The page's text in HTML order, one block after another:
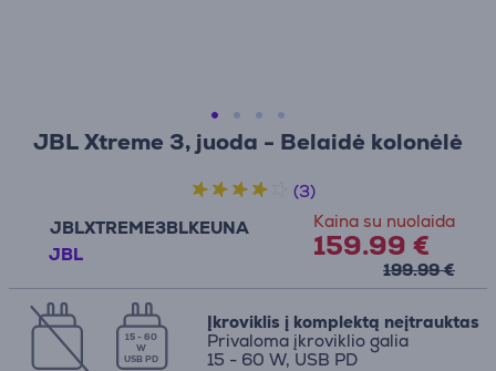
JBL Xtreme 3, juoda - Belaidė kolonėlė
JBLXTREME3BLKEUNA
JBL
Kaina su nuolaida
159.99 €
199.99 €
(3)
15 - 60
W
USB PD
Įkroviklis į komplektą neįtrauktas
Privaloma įkroviklio galia
15 - 60 W, USB PD